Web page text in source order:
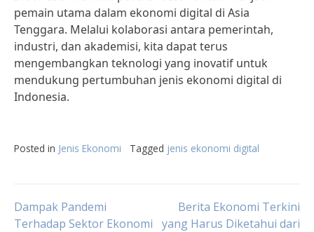
pemain utama dalam ekonomi digital di Asia
Tenggara. Melalui kolaborasi antara pemerintah,
industri, dan akademisi, kita dapat terus
mengembangkan teknologi yang inovatif untuk
mendukung pertumbuhan jenis ekonomi digital di
Indonesia.
Posted in Jenis Ekonomi Tagged jenis ekonomi digital
Post
Dampak Pandemi
Terhadap Sektor Ekonomi
Berita Ekonomi Terkini
yang Harus Diketahui dari